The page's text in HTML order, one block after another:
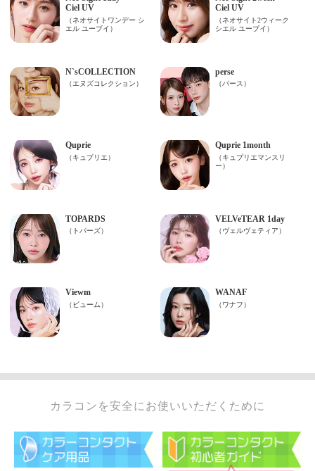
カラコンを安全にお使いいただくために